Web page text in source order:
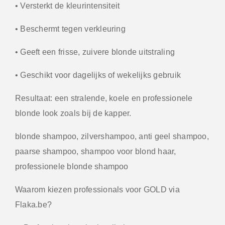
• Versterkt de kleurintensiteit
• Beschermt tegen verkleuring
• Geeft een frisse, zuivere blonde uitstraling
• Geschikt voor dagelijks of wekelijks gebruik
Resultaat: een stralende, koele en professionele
blonde look zoals bij de kapper.
blonde shampoo, zilvershampoo, anti geel shampoo,
paarse shampoo, shampoo voor blond haar,
professionele blonde shampoo
Waarom kiezen professionals voor GOLD via
Flaka.be?